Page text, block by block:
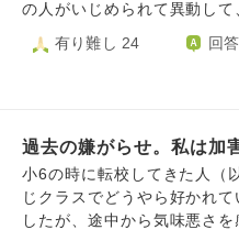
代本町北条新在家本町八代本
がっています計画相談員や
うそまで吐きます政府系集団
がい社会主義国家つかれわ
す。うえのネットワークつ
定してきます。加害者うら
の人がいじめられて異動し
女性がいなくなり、ついに
2人の女性から無視されるよ
めをしている2人を別の部署
れてます。 わたしは、異動
められた方々が安心して働
っています。なので、私も
有り難し 24 回
過去の嫌がらせ。私は加
小6の時に転校してきた人（
じクラスでどうやら好かれ
したが、途中から気味悪さを